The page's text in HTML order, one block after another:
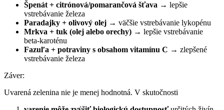
Špenát + citrónová/pomarančová šťava → lepšie
vstrebávanie železa
Paradajky + olivový olej → väčšie vstrebávanie lykopénu
Mrkva + tuk (olej alebo orechy) → lepšie vstrebávanie
beta-karoténu
Fazuľa + potraviny s obsahom vitamínu C → zlepšené
vstrebávanie železa
Záver:
Uvarená zelenina nie je menej hodnotná. V skutočnosti